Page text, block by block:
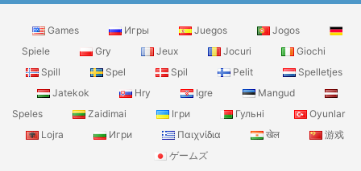
Games Игры Juegos
Jogos
Spiele
Gry Jeux Jocuri
Giochi
Spill
Spel Spil Pelit
Spelletjes
Jatekok
Hry Igre
Mangud
Speles
Zaidimai Ігри Гульні
Oyunlar
Lojra
Игри Παιχνίδια खेल
游戏
ゲームズ